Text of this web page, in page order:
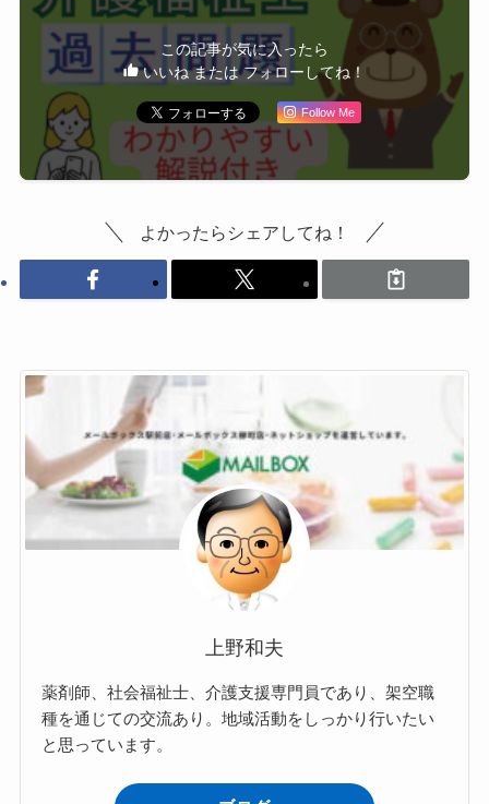
この記事が気に入ったら
いいね または フォローしてね！
Follow Me
よかったらシェアしてね！
上野和夫
薬剤師、社会福祉士、介護支援専門員であり、架空職
種を通じての交流あり。地域活動をしっかり行いたい
と思っています。